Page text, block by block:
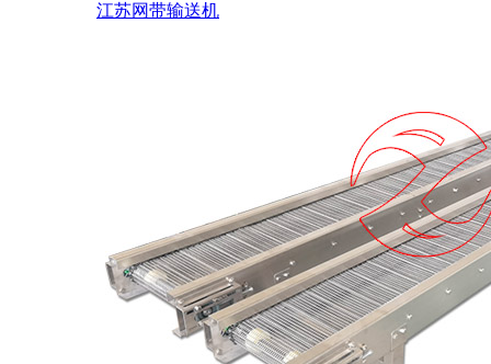
江苏网带输送机